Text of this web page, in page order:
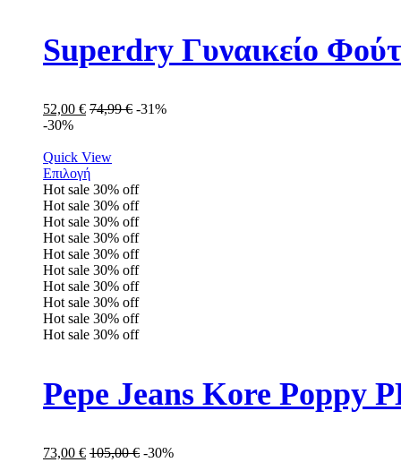
Superdry Γυναικείο
52,00 € 74,99€ -31%
-30%
Quick View
Επιλογή
Hot sale 30% off
Hot sale 30% off
Hot sale 30% off
Hot sale 30% off
Hot sale 30% off
Hot sale 30% off
Hot sale 30% off
Hot sale 30% off
Hot sale 30% off
Hot sale 30% off
Pepe Jeans Kore Poppy
73,00 € 105,00€ -30%